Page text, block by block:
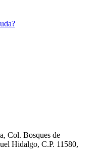
Col. Bosques de
Hidalgo, C.P. 11580,